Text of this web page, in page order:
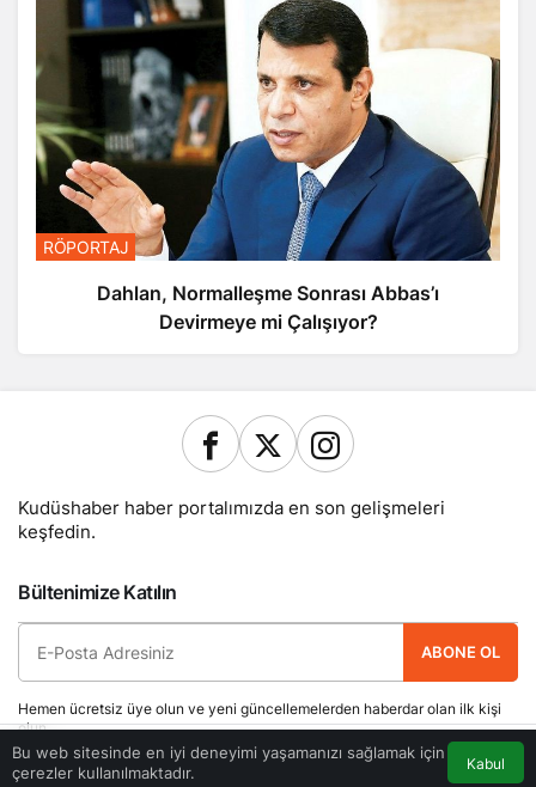
RÖPORTAJ
Dahlan, Normalleşme Sonrası Abbas’ı
Devirmeye mi Çalışıyor?
Bu web sitesinde en iyi deneyimi yaşamanızı sağlamak için
çerezler kullanılmaktadır.
Kabul
Kudüshaber haber portalımızda en son gelişmeleri
keşfedin.
Bültenimize Katılın
ABONE OL
Hemen ücretsiz üye olun ve yeni güncellemelerden haberdar olan ilk kişi
olun.
Anasayfa Akış Trafik